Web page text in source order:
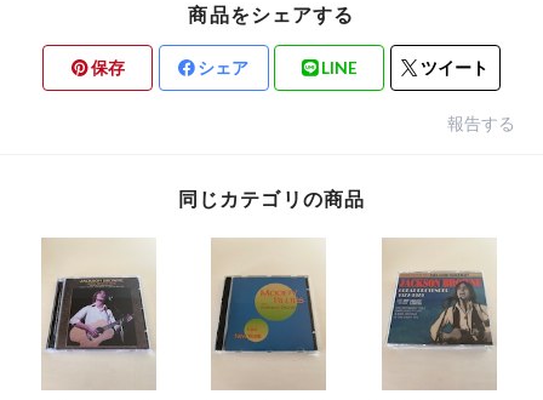
商品をシェアする
保存 シェア LINE ツイート
報告する
同じカテゴリの商品